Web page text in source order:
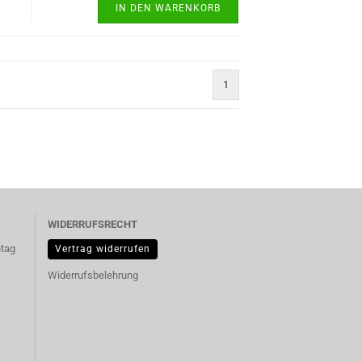
IN DEN WARENKORB
1
WIDERRUFSRECHT
Vertrag widerrufen
Widerrufsbelehrung